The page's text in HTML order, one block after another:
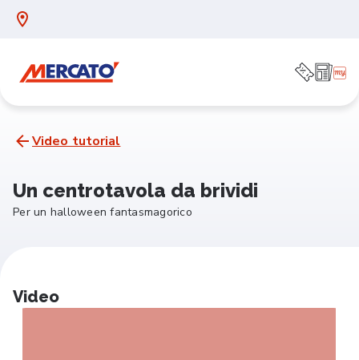
Video tutorial
Un centrotavola da brividi
Per un halloween fantasmagorico
Video